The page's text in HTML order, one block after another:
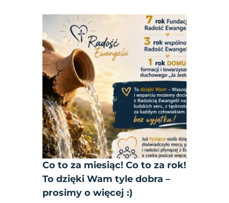
Co to za miesiąc! Co to za rok!
To dzięki Wam tyle dobra –
prosimy o więcej :)